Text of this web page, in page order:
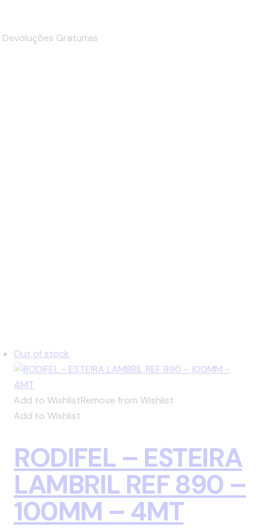
Devoluções Gratuitas
Out of stock
Add to WishlistRemove from Wishlist
Add to Wishlist
RODIFEL – ESTEIRA
LAMBRIL REF 890 –
100MM – 4MT